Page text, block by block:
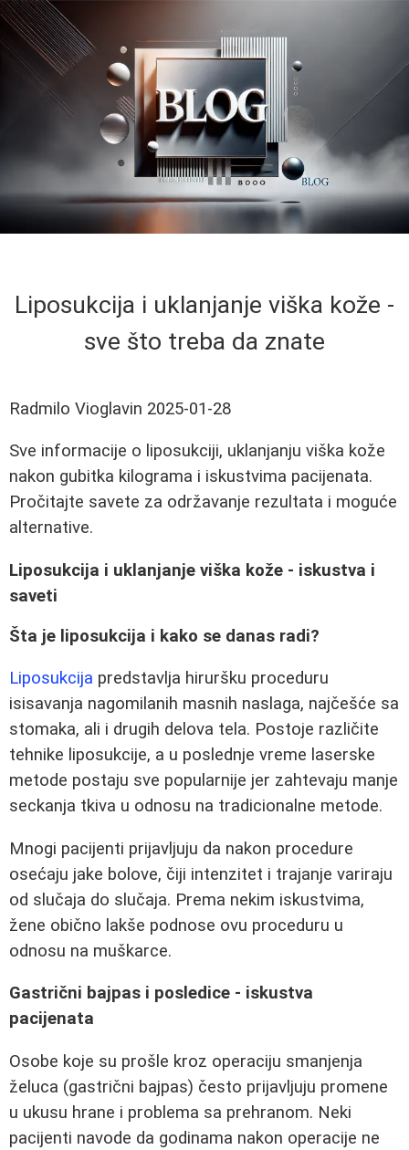
Liposukcija i uklanjanje viška kože -
sve što treba da znate
Radmilo Vioglavin 2025-01-28
Sve informacije o liposukciji, uklanjanju viška kože
nakon gubitka kilograma i iskustvima pacijenata.
Pročitajte savete za održavanje rezultata i moguće
alternative.
Liposukcija i uklanjanje viška kože - iskustva i
saveti
Šta je liposukcija i kako se danas radi?
Liposukcija predstavlja hiruršku proceduru
isisavanja nagomilanih masnih naslaga, najčešće sa
stomaka, ali i drugih delova tela. Postoje različite
tehnike liposukcije, a u poslednje vreme laserske
metode postaju sve popularnije jer zahtevaju manje
seckanja tkiva u odnosu na tradicionalne metode.
Mnogi pacijenti prijavljuju da nakon procedure
osećaju jake bolove, čiji intenzitet i trajanje variraju
od slučaja do slučaja. Prema nekim iskustvima,
žene obično lakše podnose ovu proceduru u
odnosu na muškarce.
Gastrični bajpas i posledice - iskustva
pacijenata
Osobe koje su prošle kroz operaciju smanjenja
želuca (gastrični bajpas) često prijavljuju promene
u ukusu hrane i problema sa prehranom. Neki
pacijenti navode da godinama nakon operacije ne